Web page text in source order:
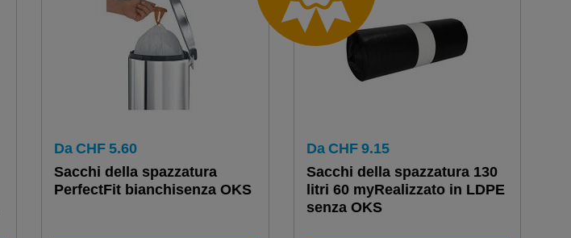
Da CHF 5.60
Sacchi della spazzatura
PerfectFit bianchisenza OKS
Da CHF 9.15
Sacchi della spazzatura 130
litri 60 myRealizzato in LDPE
senza OKS